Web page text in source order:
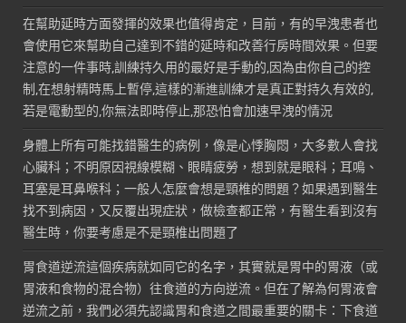
在幫助延時方面發揮的效果也值得肯定，目前，有的早洩患者也
會使用它來幫助自己達到不錯的延時和改善行房時間效果。但要
注意的一件事時,訓練持久用的最好是手動的,因為由你自己的控
制,在想射精時馬上暫停,這樣的漸進訓練才是真正對持久有效的,
若是電動型的,你無法即時停止,那恐怕會加速早洩的情況
身體上所有可能找錯醫生的病例，像是心悸胸悶，大多數人會找
心臟科；不明原因視線模糊、眼睛疲勞，想到就是眼科；耳鳴、
耳塞是耳鼻喉科；一般人怎麼會想是頸椎的問題？如果遇到醫生
找不到病因，又反覆出現症狀，做檢查都正常，有醫生看到沒有
醫生時，你要考慮是不是頸椎出問題了
胃食道逆流這個疾病就如同它的名字，其實就是胃中的胃液（或
胃液和食物的混合物）往食道的方向逆流。但在了解為何胃液會
逆流之前，我們必須先認識胃和食道之間最重要的關卡：下食道